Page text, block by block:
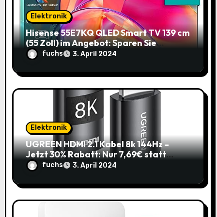
Elektronik
Hisense 55E7KQ QLED Smart TV 139 cm
(55 Zoll) im Angebot: Sparen Sie
145,85€!
fuchs 3. April 2024
Elektronik
UGREEN HDMI 2.1 Kabel 8k 144Hz –
Jetzt 30% Rabatt: Nur 7,69€ statt
10,99€
fuchs 3. April 2024